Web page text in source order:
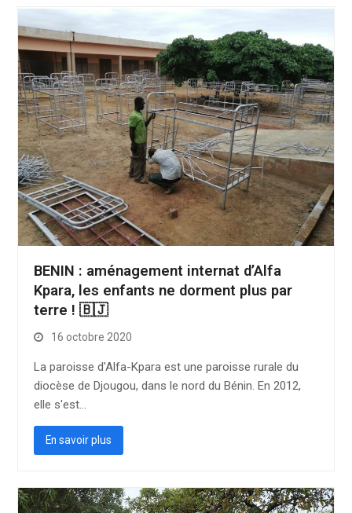
BENIN : aménagement internat d’Alfa
Kpara, les enfants ne dorment plus par
terre ! 🇧🇯
16 octobre 2020
La paroisse d'Alfa-Kpara est une paroisse rurale du
diocèse de Djougou, dans le nord du Bénin. En 2012,
elle s'est…
En savoir plus